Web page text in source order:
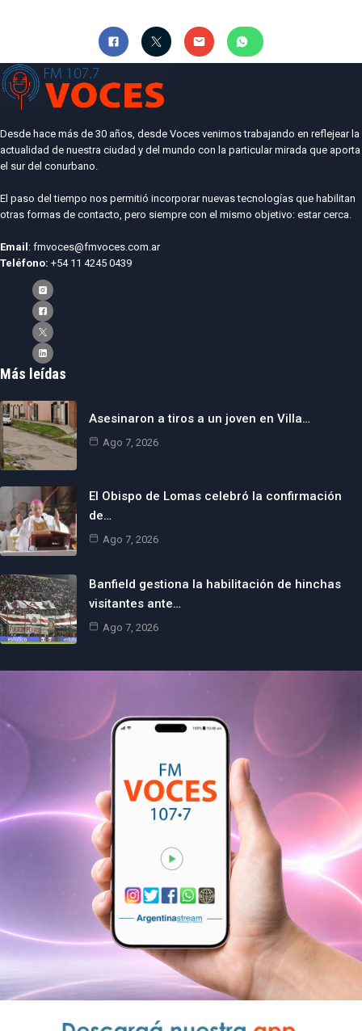
Desde hace más de 30 años, desde Voces venimos trabajando en reflejear la
actualidad de nuestra ciudad y del mundo con la particular mirada que aporta
el sur del conurbano.
El paso del tiempo nos permitió incorporar nuevas tecnologías que habilitan
otras formas de contacto, pero siempre con el mismo objetivo: estar cerca.
Email : fmvoces@fmvoces.com.ar
Teléfono: +54 11 4245 0439
Más leídas
Asesinaron a tiros a un joven en Villa…
Ago 7, 2026
El Obispo de Lomas celebró la confirmación
de…
Ago 7, 2026
Banfield gestiona la habilitación de hinchas
visitantes ante…
Ago 7, 2026